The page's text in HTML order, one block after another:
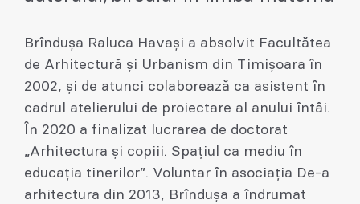
Brîndușa Raluca Havași a absolvit Facultătea
de Arhitectură și Urbanism din Timișoara în
2002, și de atunci colaborează ca asistent în
cadrul atelierului de proiectare al anului întâi.
În 2020 a finalizat lucrarea de doctorat
„Arhitectura și copiii. Spațiul ca mediu în
educația tinerilor”. Voluntar în asociația De-a
arhitectura din 2013, Brîndușa a îndrumat